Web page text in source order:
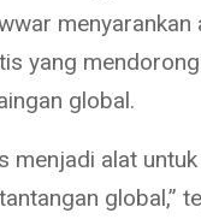
yang
global.
menjadi alat
global,”